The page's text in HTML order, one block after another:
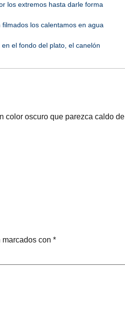
los extremos hasta darle forma
los calentamos en agua
el fondo del plato, el canelón
color oscuro que parezca caldo de
marcados con *